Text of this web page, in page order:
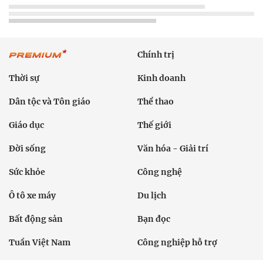
Chính trị
Thời sự Kinh doanh
Dân tộc và Tôn giáo Thể thao
Giáo dục Thế giới
Đời sống Văn hóa - Giải trí
Sức khỏe Công nghệ
Ô tô xe máy Du lịch
Bất động sản Bạn đọc
Tuần Việt Nam Công nghiệp hỗ trợ